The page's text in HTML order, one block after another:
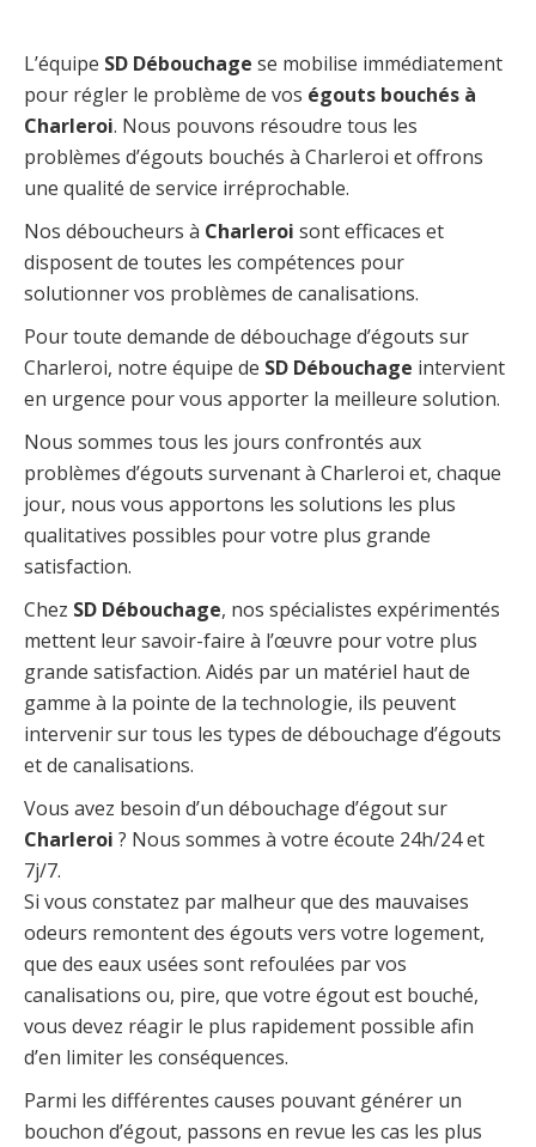
L’équipe SD Débouchage se mobilise immédiatement
pour régler le problème de vos égouts bouchés à
Charleroi. Nous pouvons résoudre tous les
problèmes d’égouts bouchés à Charleroi et offrons
une qualité de service irréprochable.
Nos déboucheurs à Charleroi sont efficaces et
disposent de toutes les compétences pour
solutionner vos problèmes de canalisations.
Pour toute demande de débouchage d’égouts sur
Charleroi, notre équipe de SD Débouchage intervient
en urgence pour vous apporter la meilleure solution.
Nous sommes tous les jours confrontés aux
problèmes d’égouts survenant à Charleroi et, chaque
jour, nous vous apportons les solutions les plus
qualitatives possibles pour votre plus grande
satisfaction.
Chez SD Débouchage, nos spécialistes expérimentés
mettent leur savoir-faire à l’œuvre pour votre plus
grande satisfaction. Aidés par un matériel haut de
gamme à la pointe de la technologie, ils peuvent
intervenir sur tous les types de débouchage d’égouts
et de canalisations.
Vous avez besoin d’un débouchage d’égout sur
Charleroi ? Nous sommes à votre écoute 24h/24 et
7j/7.
Si vous constatez par malheur que des mauvaises
odeurs remontent des égouts vers votre logement,
que des eaux usées sont refoulées par vos
canalisations ou, pire, que votre égout est bouché,
vous devez réagir le plus rapidement possible afin
d’en limiter les conséquences.
Parmi les différentes causes pouvant générer un
bouchon d’égout, passons en revue les cas les plus